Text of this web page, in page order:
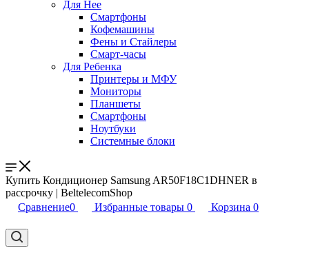
Для Нее
Смартфоны
Кофемашины
Фены и Стайлеры
Смарт-часы
Для Ребенка
Принтеры и МФУ
Мониторы
Планшеты
Смартфоны
Ноутбуки
Системные блоки
Купить Кондиционер Samsung AR50F18C1DHNER в
рассрочку | BeltelecomShop
Сравнение0 Избранные товары 0 Корзина 0